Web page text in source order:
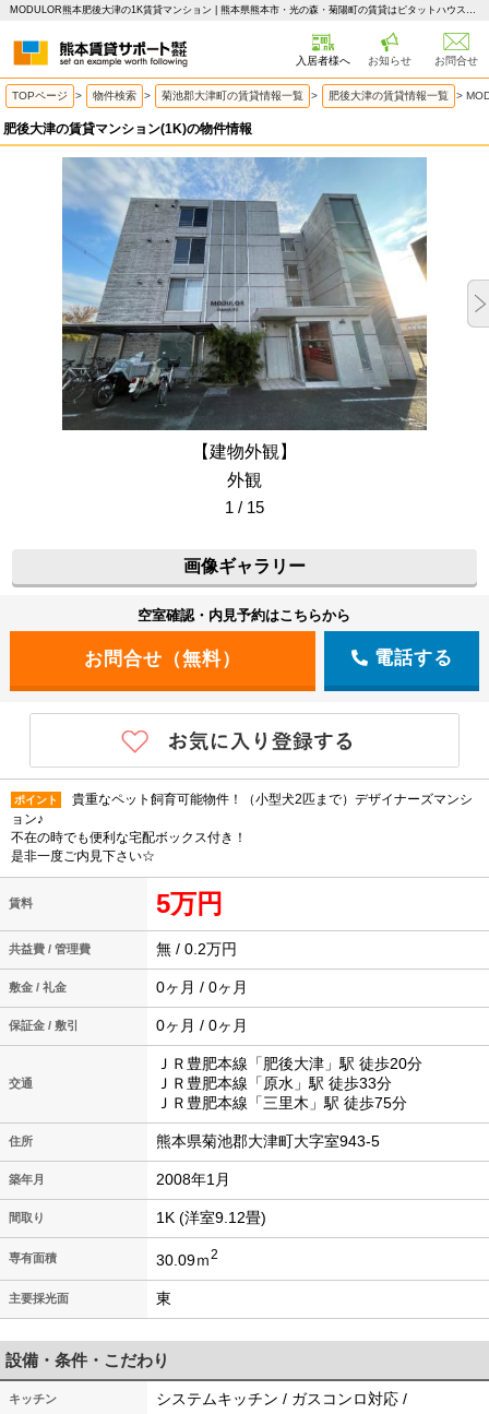
MODULOR熊本肥後大津の1K賃貸マンション | 熊本県熊本市・光の森・菊陽町の賃貸はピタットハウス 熊本賃貸サポート
入居者様へ お知らせ お問合せ
TOPページ > 物件検索 > 菊池郡大津町の賃貸情報一覧 > 肥後大津の賃貸情報一覧 >
肥後大津の賃貸マンション(1K)の物件情報
【建物外観】
外観
1 / 15
画像ギャラリー
空室確認・内見予約はこちらから
電話する
ポイント
貴重なペット飼育可能物件！（小型犬2匹まで）デザイナーズマンシ
ョン♪
不在の時でも便利な宅配ボックス付き！
是非一度ご内見下さい☆
賃料 5万円
共益費 / 管理費 無 / 0.2万円
敷金 / 礼金 0ヶ月 / 0ヶ月
保証金 / 敷引 0ヶ月 / 0ヶ月
交通
ＪＲ豊肥本線「肥後大津」駅 徒歩20分
ＪＲ豊肥本線「原水」駅 徒歩33分
ＪＲ豊肥本線「三里木」駅 徒歩75分
住所 熊本県菊池郡大津町大字室943-5
築年月 2008年1月
間取り 1K (洋室9.12畳)
専有面積 30.09ｍ2
主要採光面 東
設備・条件・こだわり
キッチン システムキッチン / ガスコンロ対応 /